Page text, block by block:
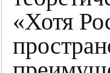
«Хотя